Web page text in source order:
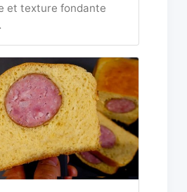
et texture fondante